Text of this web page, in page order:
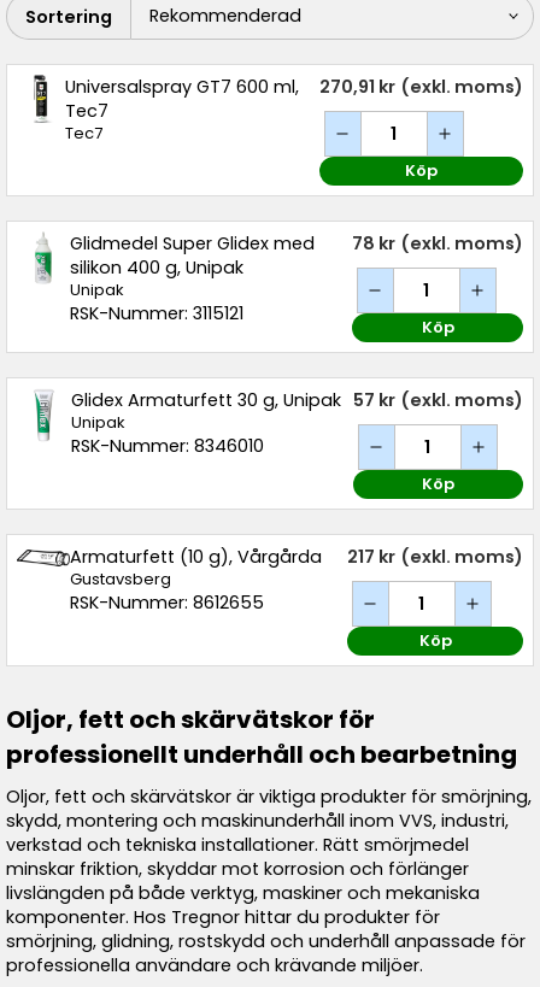
Sortering
Universalspray GT7 600 ml,
Tec7
Tec7
270,91 kr (exkl. moms)
Köp
Glidmedel Super Glidex med
silikon 400 g, Unipak
Unipak
RSK-Nummer: 3115121
78 kr (exkl. moms)
Köp
Glidex Armaturfett 30 g, Unipak
Unipak
RSK-Nummer: 8346010
57 kr (exkl. moms)
Köp
Armaturfett (10 g), Vårgårda
Gustavsberg
RSK-Nummer: 8612655
217 kr (exkl. moms)
Köp
Oljor, fett och skärvätskor för
professionellt underhåll och bearbetning
Oljor, fett och skärvätskor är viktiga produkter för smörjning,
skydd, montering och maskinunderhåll inom VVS, industri,
verkstad och tekniska installationer. Rätt smörjmedel
minskar friktion, skyddar mot korrosion och förlänger
livslängden på både verktyg, maskiner och mekaniska
komponenter. Hos Tregnor hittar du produkter för
smörjning, glidning, rostskydd och underhåll anpassade för
professionella användare och krävande miljöer.